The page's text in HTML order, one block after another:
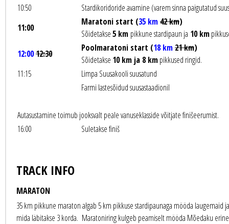
10:50
Stardikoridoride avamine (varem sinna paigutatud
11:00
Maratoni start (35 km42 km)
Sõidetakse5 km pikkune stardipaun ja 10 km
12:0012:30
Poolmaratoni start (18 km21 km)
Sõidetakse 10 km ja 8 kmpikkused ringid.
11:15
Limpa Suusakooli suusatund
Farmi lastesõidud suusastaadionil
Autasustamine toimub jooksvalt peale vanuseklasside võitjate finišeerumist.
16:00
Suletakse finiš
TRACK INFO
MARATON
35 km pikkune maraton algab 5 km pikkuse stardipaunaga mööda
mida läbitakse 3 korda. Maratoniring kulgeb peamiselt mööda Mõedaku